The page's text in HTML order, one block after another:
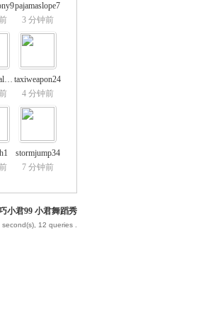
pajamaslope7
3 分钟前
drawerhealth9 taxiweapon24
4 分钟前
stormjump34
7 分钟前
小君99 小君舞蹈秀
12 queries .